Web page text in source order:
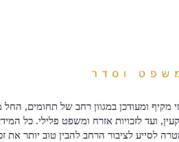
ומעודכן במגוון רחב של תחומים, החל
ועד לזכויות אזרח ומשפט פלילי. כל
לסייע לציבור הרחב להבין טוב יותר את